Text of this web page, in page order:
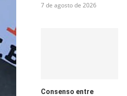
7 de agosto de 2026
Consenso entre